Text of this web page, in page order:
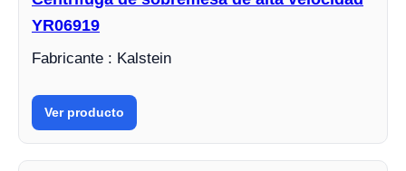
YR06919
Fabricante : Kalstein
Ver producto